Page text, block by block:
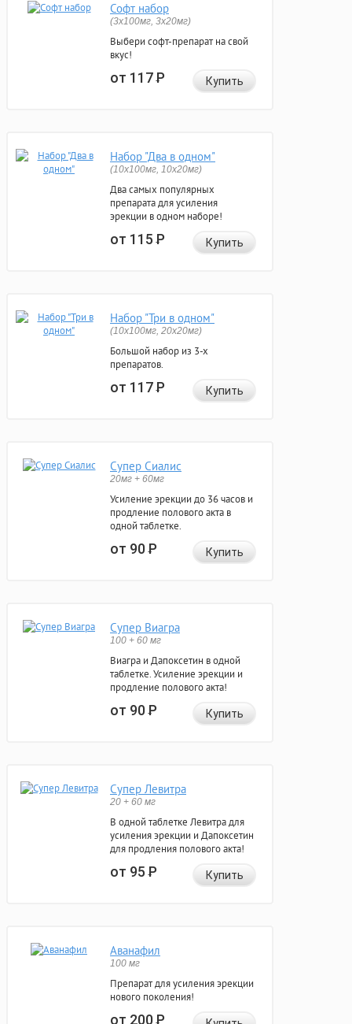
Софт набор
(3x100мг, 3x20мг)
Выбери софт-препарат на свой
вкус!
от 117Р Купить
Набор "Два в одном"
(10x100мг, 10x20мг)
Два самых популярных
препарата для усиления
эрекции в одном наборе!
от 115Р Купить
Набор "Три в одном"
(10x100мг, 20x20мг)
Большой набор из 3-х
препаратов.
от 117Р Купить
Супер Сиалис
20мг + 60мг
Усиление эрекции до 36 часов и
продление полового акта в
одной таблетке.
от 90Р Купить
Супер Виагра
100 + 60 мг
Виагра и Дапоксетин в одной
таблетке. Усиление эрекции и
продление полового акта!
от 90Р Купить
Супер Левитра
20 + 60 мг
В одной таблетке Левитра для
усиления эрекции и Дапоксетин
для продления полового акта!
от 95Р Купить
Аванафил
100 мг
Препарат для усиления эрекции
нового поколения!
от 200Р